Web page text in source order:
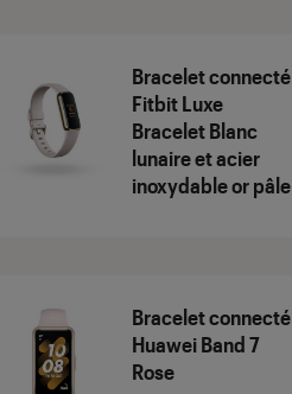
Bracelet connecté
Fitbit Luxe
Bracelet Blanc
lunaire et acier
inoxydable or pâle
Bracelet connecté
Huawei Band 7
Rose